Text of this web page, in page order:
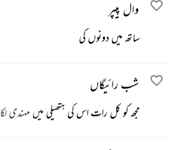
وال پیپر
ساتھ میں دونوں کی
شب رائیگاں
مجھ کو کل رات اس کی ہتھیلی میں مہندی